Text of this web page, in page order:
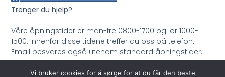
Trenger du hjelp?
Våre åpningstider er man-fre 0800-1700 og lør 1000-
1500. Innenfor disse tidene treffer du oss på telefon.
Email besvares også utenom standard åpningstider.
Ring oss på 33 99 35 50
Vi bruker cookies for å sørge for at du får den beste